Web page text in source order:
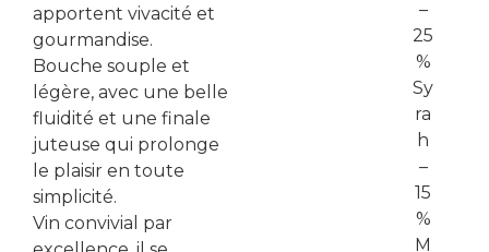
apportent vivacité et
gourmandise.
Bouche souple et
légère, avec une belle
fluidité et une finale
juteuse qui prolonge
le plaisir en toute
simplicité.
Vin convivial par
–
25
%
Sy
ra
h
–
15
%
M